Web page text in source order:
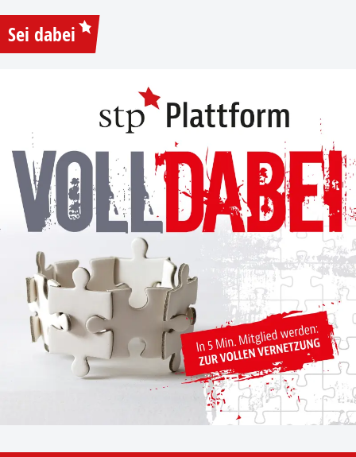
Sei dabei